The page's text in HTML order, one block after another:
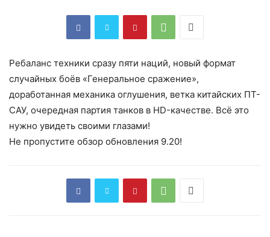
Ребаланс техники сразу пяти наций, новый формат
случайных боёв «Генеральное сражение»,
доработанная механика оглушения, ветка китайских ПТ-
САУ, очередная партия танков в HD-качестве. Всё это
нужно увидеть своими глазами!
Не пропустите обзор обновления 9.20!